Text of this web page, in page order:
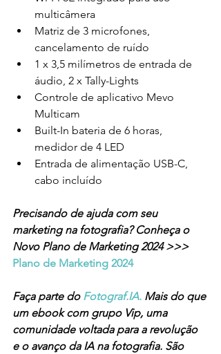
multicâmera
Matriz de 3 microfones,
cancelamento de ruído
1 x 3,5 milímetros de entrada de
áudio, 2 x Tally-Lights
Controle de aplicativo Mevo
Multicam
Built-In bateria de 6 horas,
medidor de 4 LED
Entrada de alimentação USB-C,
cabo incluído
Precisando de ajuda com seu
marketing na fotografia? Conheça o
Novo Plano de Marketing 2024 >>>
Plano de Marketing 2024
Faça parte do Fotograf.IA. Mais do que
um ebook com grupo Vip, uma
comunidade voltada para a revolução
e o avanço da IA na fotografia. São